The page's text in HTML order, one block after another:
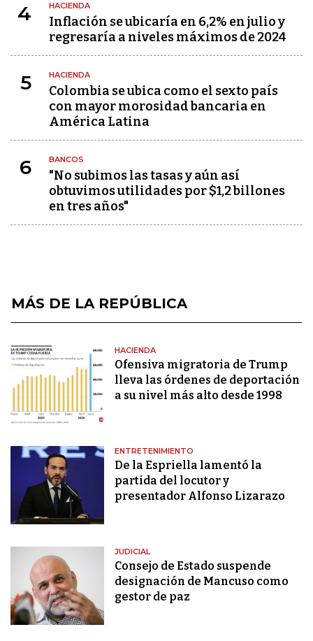
4 HACIENDA
Inflación se ubicaría en 6,2% en julio y
regresaría a niveles máximos de 2024
5 HACIENDA
Colombia se ubica como el sexto país
con mayor morosidad bancaria en
América Latina
6 BANCOS
"No subimos las tasas y aún así
obtuvimos utilidades por $1,2 billones
en tres años"
MÁS DE LA REPÚBLICA
HACIENDA
Ofensiva migratoria de Trump
lleva las órdenes de deportación
a su nivel más alto desde 1998
ENTRETENIMIENTO
De la Espriella lamentó la
partida del locutor y
presentador Alfonso Lizarazo
JUDICIAL
Consejo de Estado suspende
designación de Mancuso como
gestor de paz